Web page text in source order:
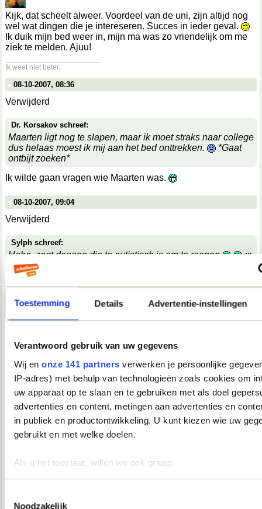
Toestemming Details Advertentie-instellingen
Verantwoord gebruik van uw gegevens
Wij en onze 141 partners verwerken je persoonlijke
IP-adres) met behulp van technologieën zoals cookies om
uw apparaat op te slaan en te gebruiken met als doel
advertenties en content, metingen aan advertenties en
in publiek en productontwikkeling. U kunt kiezen wie uw
gebruikt en met welke doelen.
Als u het toestaat, willen we ook graag:
Noodzakelijk
Kijk, dat scheelt alweer. Voordeel van de uni, zijn altijd nog
wel wat dingen die je intereseren. Succes in ieder geval.
Ik duik mijn bed weer in, mijn ma was zo vriendelijk om me
ziek te melden. Ajuu!
Ik weet niet beter.
08-10-2007, 08:36
Verwijderd
Dr. Korsakov schreef:
Maarten ligt nog te slapen, maar ik moet straks naar college
dus helaas moest ik mij aan het bed onttrekken.
*Gaat
ontbijt zoeken*
Ik wilde gaan vragen wie Maarten was.
08-10-2007, 09:04
Verwijderd
Sylph schreef:
Haha, zegt degene die te autistisch is om te roepen
;x
;x
Wat een belabberde failreactie.
08-10-2007, 09:17
OMG! Keelpijn!!
__________________
♥ - I miss all the places we never went. -
08-10-2007, 09:39
Verwijderd
*keelpastille doneer*
08-10-2007, 09:39